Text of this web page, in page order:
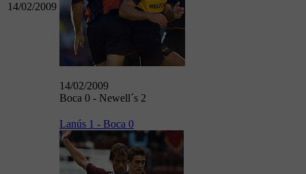
14/02/2009
14/02/2009
Boca 0 - Newell´s 2
Lanús 1 - Boca 0